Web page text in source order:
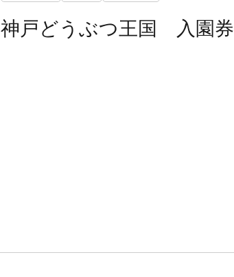
神戸どうぶつ王国 入園券